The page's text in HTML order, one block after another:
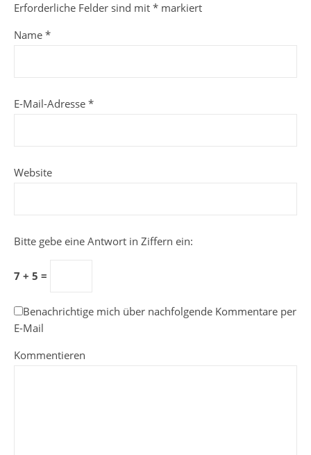
Erforderliche Felder sind mit * markiert
Name *
E-Mail-Adresse *
Website
Bitte gebe eine Antwort in Ziffern ein:
7 + 5 =
Benachrichtige mich über nachfolgende Kommentare per
E-Mail
Kommentieren